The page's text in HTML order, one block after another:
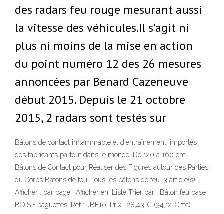
des radars feu rouge mesurant aussi
la vitesse des véhicules.Il s’agit ni
plus ni moins de la mise en action
du point numéro 12 des 26 mesures
annoncées par Benard Cazeneuve
début 2015. Depuis le 21 octobre
2015, 2 radars sont testés sur
Bâtons de contact inflammable et d'entraînement, importés
des fabricants partout dans le monde. De 120 à 160 cm.
Bâtons de Contact pour Réaliser des Figures autour des Parties
du Corps Bâtons de feu. Tous les bâtons de feu. 3 article(s)
Afficher . par page : Afficher en: Liste Trier par . Bâton feu base
BOIS + baguettes. Ref : JBF10. Prix : 28,43 € (34,12 € ttc)